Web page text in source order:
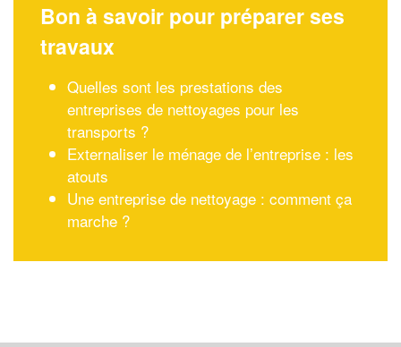
Bon à savoir pour préparer ses
travaux
Quelles sont les prestations des
entreprises de nettoyages pour les
transports ?
Externaliser le ménage de l’entreprise : les
atouts
Une entreprise de nettoyage : comment ça
marche ?